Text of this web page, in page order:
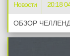
Новости 20:18
ОБЗОР